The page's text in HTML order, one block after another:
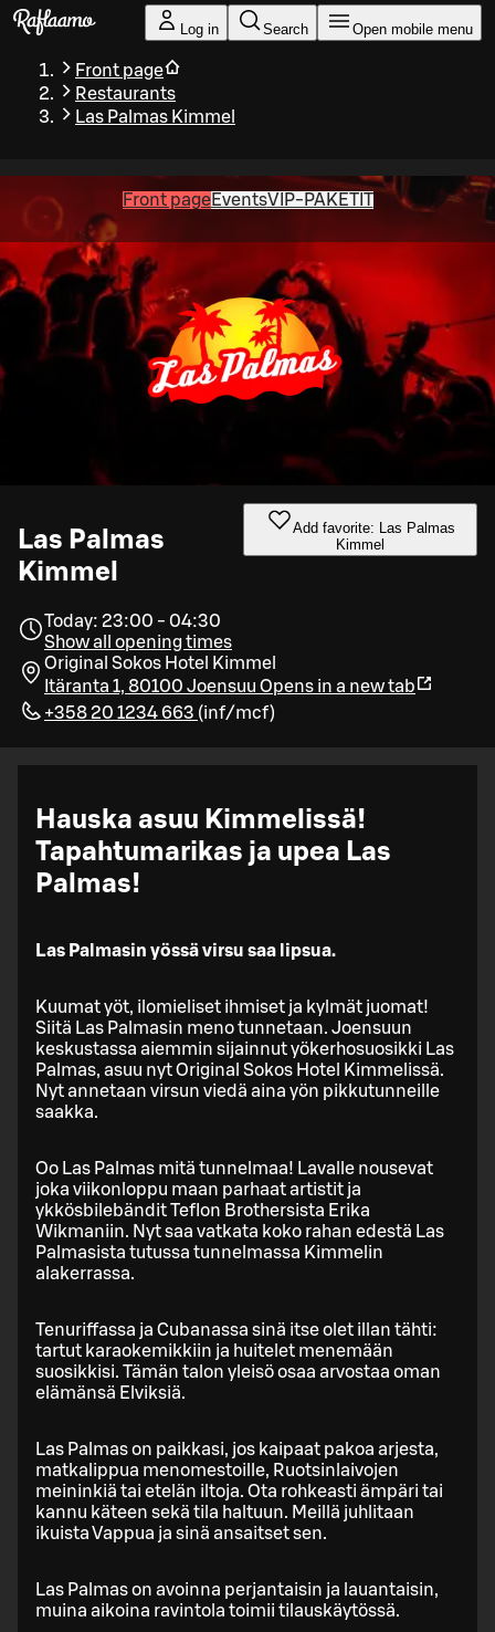
Skip to main content
Log in Search Open mobile menu
Front page
Restaurants
Las Palmas Kimmel
Front pageEventsVIP-PAKETIT
Las Palmas
Kimmel
Add favorite: Las Palmas
Kimmel
Today: 23:00 - 04:30
Show all opening times
Original Sokos Hotel Kimmel
Itäranta 1, 80100 Joensuu Opens in a new tab
+358 20 1234 663 (inf/mcf)
Hauska asuu Kimmelissä!
Tapahtumarikas ja upea Las
Palmas!
Las Palmasin yössä virsu saa lipsua.
Kuumat yöt, ilomieliset ihmiset ja kylmät juomat!
Siitä Las Palmasin meno tunnetaan. Joensuun
keskustassa aiemmin sijainnut yökerhosuosikki Las
Palmas, asuu nyt Original Sokos Hotel Kimmelissä.
Nyt annetaan virsun viedä aina yön pikkutunneille
saakka.
Oo Las Palmas mitä tunnelmaa! Lavalle nousevat
joka viikonloppu maan parhaat artistit ja
ykkösbilebändit Teflon Brothersista Erika
Wikmaniin. Nyt saa vatkata koko rahan edestä Las
Palmasista tutussa tunnelmassa Kimmelin
alakerrassa.
Tenuriffassa ja Cubanassa sinä itse olet illan tähti:
tartut karaokemikkiin ja huitelet menemään
suosikkisi. Tämän talon yleisö osaa arvostaa oman
elämänsä Elviksiä.
Las Palmas on paikkasi, jos kaipaat pakoa arjesta,
matkalippua menomestoille, Ruotsinlaivojen
meininkiä tai etelän iltoja. Ota rohkeasti ämpäri tai
kannu käteen sekä tila haltuun. Meillä juhlitaan
ikuista Vappua ja sinä ansaitset sen.
Las Palmas on avoinna perjantaisin ja lauantaisin,
muina aikoina ravintola toimii tilauskäytössä.